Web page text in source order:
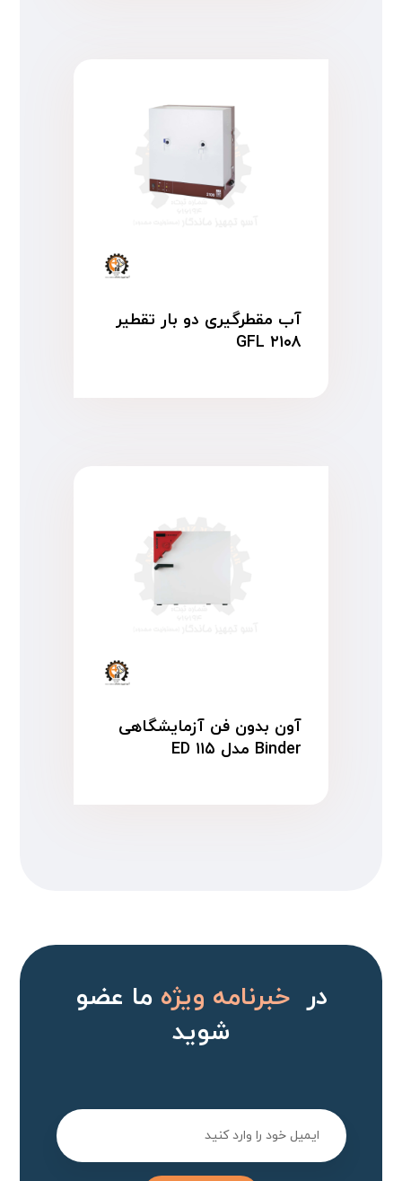
آب مقطرگیری دو بار تقطیر
GFL ۲۱۰۸
آون بدون فن آزمایشگاهی
Binder مدل ED ۱۱۵
درخبرنامه ویژهما عضو
شوید